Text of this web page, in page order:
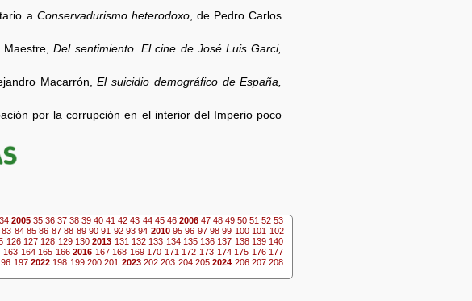
a Conservadurismo heterodoxo, de Pedro Carlos
Maestre,Del sentimiento. El cine de José Luis Garci,
Macarrón,El suicidio demográfico de España,
por la corrupción en el interior del Imperio poco